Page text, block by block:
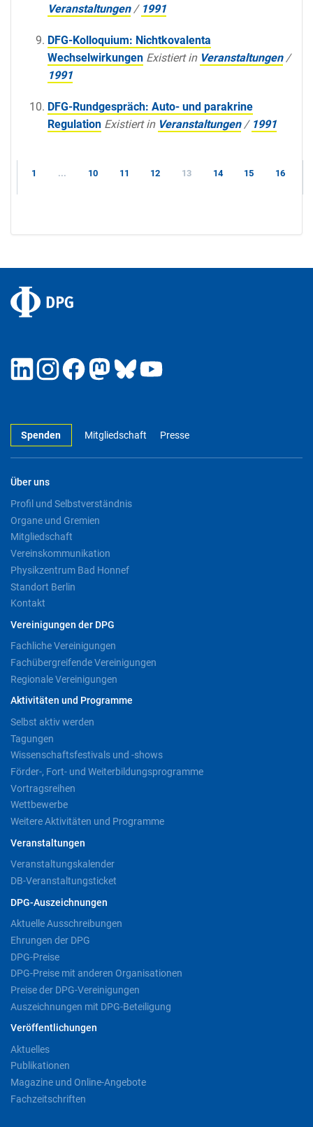
Veranstaltungen / 1991
DFG-Kolloquium: Nichtkovalenta
Wechselwirkungen Existiert in Veranstaltungen /
1991
DFG-Rundgespräch: Auto- und parakrine
Regulation Existiert in Veranstaltungen / 1991
1 ... 10 11 12 13 14 15 16
Spenden Mitgliedschaft Presse
Über uns
Profil und Selbstverständnis
Organe und Gremien
Mitgliedschaft
Vereinskommunikation
Physikzentrum Bad Honnef
Standort Berlin
Kontakt
Vereinigungen der DPG
Fachliche Vereinigungen
Fachübergreifende Vereinigungen
Regionale Vereinigungen
Aktivitäten und Programme
Selbst aktiv werden
Tagungen
Wissenschaftsfestivals und -shows
Förder-, Fort- und Weiterbildungsprogramme
Vortragsreihen
Wettbewerbe
Weitere Aktivitäten und Programme
Veranstaltungen
Veranstaltungskalender
DB-Veranstaltungsticket
DPG-Auszeichnungen
Aktuelle Ausschreibungen
Ehrungen der DPG
DPG-Preise
DPG-Preise mit anderen Organisationen
Preise der DPG-Vereinigungen
Auszeichnungen mit DPG-Beteiligung
Veröffentlichungen
Aktuelles
Publikationen
Magazine und Online-Angebote
Fachzeitschriften